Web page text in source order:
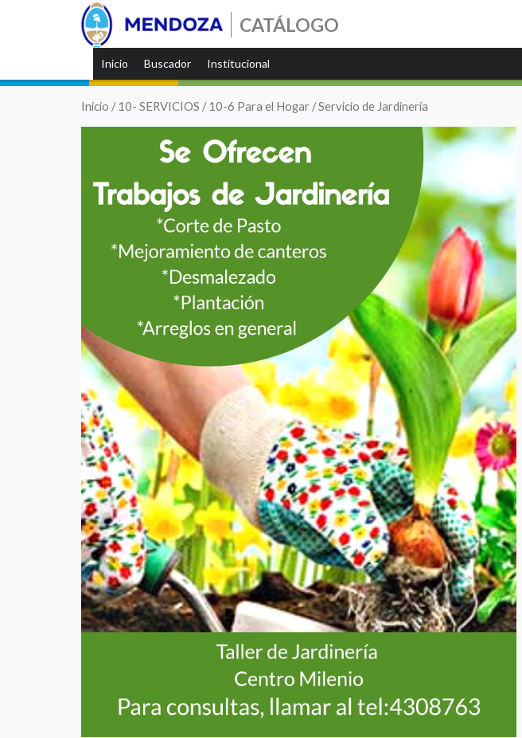
CATÁLOGO
Inicio Buscador Institucional
Inicio /10- SERVICIOS /10-6 Para el Hogar / Servicio de Jardinería